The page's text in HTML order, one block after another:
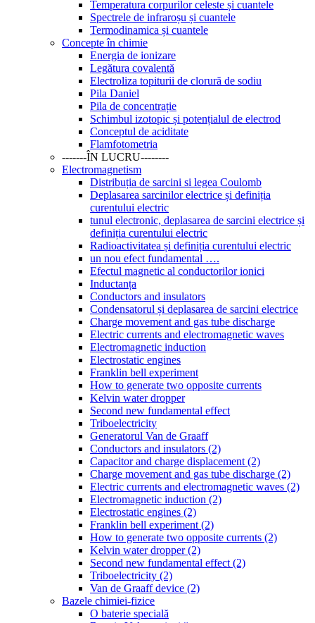
Temperatura corpurilor celeste și cuantele
Spectrele de infraroșu și cuantele
Termodinamica și cuantele
Concepte în chimie
Energia de ionizare
Legătura covalentă
Electroliza topiturii de clorură de sodiu
Pila Daniel
Pila de concentrație
Schimbul izotopic și potențialul de electrod
Conceptul de aciditate
Flamfotometria
-------ÎN LUCRU--------
Electromagnetism
Distribuția de sarcini si legea Coulomb
Deplasarea sarcinilor electrice și definiția
curentului electric
tunul electronic, deplasarea de sarcini electrice și
definiția curentului electric
Radioactivitatea și definiția curentului electric
un nou efect fundamental ….
Efectul magnetic al conductorilor ionici
Inductanța
Conductors and insulators
Condensatorul și deplasarea de sarcini electrice
Charge movement and gas tube discharge
Electric currents and electromagnetic waves
Electromagnetic induction
Electrostatic engines
Franklin bell experiment
How to generate two opposite currents
Kelvin water dropper
Second new fundamental effect
Triboelectricity
Generatorul Van de Graaff
Conductors and insulators (2)
Capacitor and charge displacement (2)
Charge movement and gas tube discharge (2)
Electric currents and electromagnetic waves (2)
Electromagnetic induction (2)
Electrostatic engines (2)
Franklin bell experiment (2)
How to generate two opposite currents (2)
Kelvin water dropper (2)
Second new fundamental effect (2)
Triboelectricity (2)
Van de Graaff device (2)
Bazele chimiei-fizice
O baterie specială